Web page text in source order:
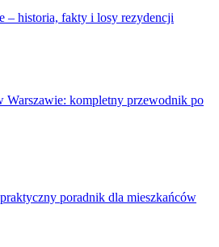
– historia, fakty i losy rezydencji
Warszawie: kompletny przewodnik po
poradnik dla mieszkańców